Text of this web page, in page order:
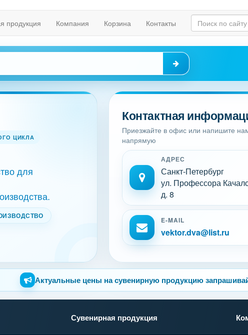
продукция Компания Корзина Контакты
ЦИКЛА
для
Контактная
Приезжайте в офис или напишите
напрямую
АДРЕС
Санкт-Петербург
ул. Профессора
д. 8
E-MAIL
vektor.dva@list.ru
Актуальные цены на сувенирную продукцию
Сувенирная продукция